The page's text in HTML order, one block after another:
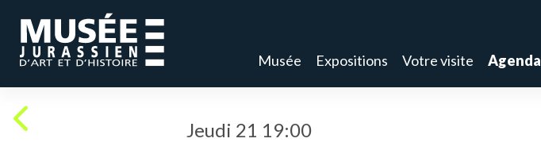
Musée Expositions Votre visite Agenda
Jeudi 21 19:00